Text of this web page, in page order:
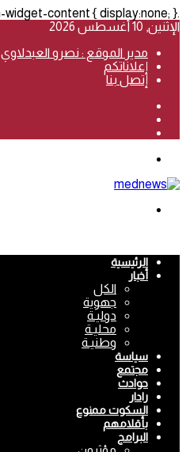
.stream-item-widget-content { display:none; }
الإثنين, 10 أغسطس 2026
مدير الموقع : نصرو العبدلاوي
إعلاناتكم
إتصل بنا
الرئيسية
أخبار
الكل
جهوية
دوليـة
محليـة
وطنيـة
سياسة
مجتمع
حوادث
رادار
السكوت ممنوع
بأقلامهم
البرامج